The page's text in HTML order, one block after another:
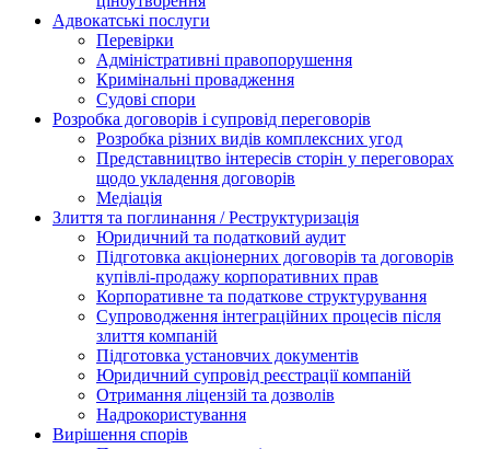
Адвокатські послуги
Перевірки
Адміністративні правопорушення
Кримінальні провадження
Судові спори
Розробка договорів і супровід переговорів
Розробка різних видів комплексних угод
Представництво інтересів сторін у переговорах
щодо укладення договорів
Медіація
Злиття та поглинання / Реструктуризація
Юридичний та податковий аудит
Підготовка акціонерних договорів та договорів
купівлі-продажу корпоративних прав
Корпоративне та податкове структурування
Супроводження інтеграційних процесів після
злиття компаній
Підготовка установчих документів
Юридичний супровід реєстрації компаній
Отримання ліцензій та дозволів
Надрокористування
Вирішення спорів